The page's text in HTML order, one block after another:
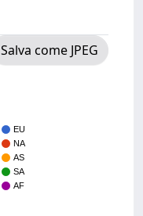
Salva come JPEG
EU
NA
AS
SA
AF